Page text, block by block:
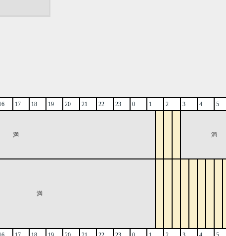
17 18 19 20 21 22 23 0 1 2 3 4 5
満 満
満